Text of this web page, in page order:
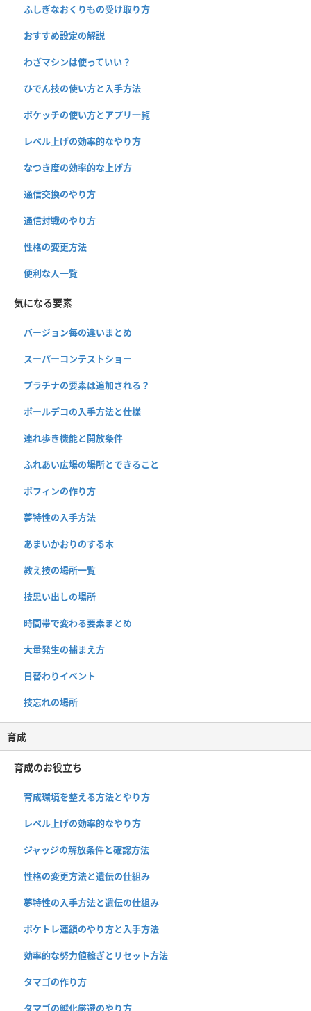
ふしぎなおくりもの受け取り方
おすすめ設定の解説
わざマシンは使っていい？
ひでん技の使い方と入手方法
ポケッチの使い方とアプリ一覧
レベル上げの効率的なやり方
なつき度の効率的な上げ方
通信交換のやり方
通信対戦のやり方
性格の変更方法
便利な人一覧
気になる要素
バージョン毎の違いまとめ
スーパーコンテストショー
プラチナの要素は追加される？
ボールデコの入手方法と仕様
連れ歩き機能と開放条件
ふれあい広場の場所とできること
ポフィンの作り方
夢特性の入手方法
あまいかおりのする木
教え技の場所一覧
技思い出しの場所
時間帯で変わる要素まとめ
大量発生の捕まえ方
日替わりイベント
技忘れの場所
育成
育成のお役立ち
育成環境を整える方法とやり方
レベル上げの効率的なやり方
ジャッジの解放条件と確認方法
性格の変更方法と遺伝の仕組み
夢特性の入手方法と遺伝の仕組み
ポケトレ連鎖のやり方と入手方法
効率的な努力値稼ぎとリセット方法
タマゴの作り方
タマゴの孵化厳選のやり方